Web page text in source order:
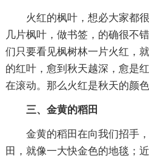
火红的枫叶，想必大家都
几片枫叶，做书签，的确很不
们只要看见枫树林一片火红，
的红叶，愈到秋天越深，愈是
在滚动。那么火红是秋天的颜
三、金黄的稻田
金黄的稻田在向我们招手
田，就像一大快金色的地毯；